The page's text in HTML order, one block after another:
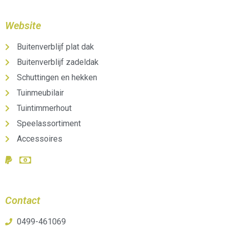
Website
Buitenverblijf plat dak
Buitenverblijf zadeldak
Schuttingen en hekken
Tuinmeubilair
Tuintimmerhout
Speelassortiment
Accessoires
Contact
0499-461069